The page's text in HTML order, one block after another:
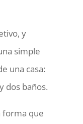
y
simple
una casa:
dos baños.
forma que